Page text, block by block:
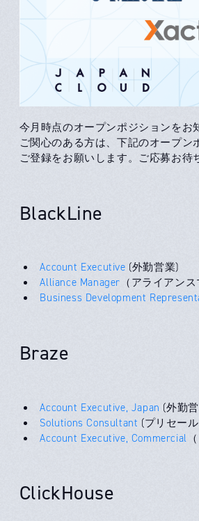
今月時点のオープンポジションをお
ご関心のある方は、下記のオープ
ご登録をお願いします。ご応募お待
BlackLine
Account Executive (外勤営業)
Alliance Manager （アライアン
Business Development
Braze
Account Executive, Japan (外勤
Solutions Consultant (プリセー
Account Executive, Commercial
ClickHouse